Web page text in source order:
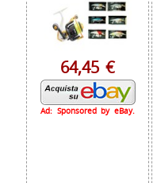
64,45 €
Ad: Sponsored by eBay.